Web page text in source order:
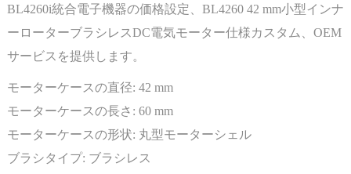
BL4260i統合電子機器の価格設定、BL4260 42 mm小型インナ
ーローターブラシレスDC電気モーター仕様カスタム、OEM
サービスを提供します。
モーターケースの直径: 42 mm
モーターケースの長さ: 60 mm
モーターケースの形状: 丸型モーターシェル
ブラシタイプ: ブラシレス